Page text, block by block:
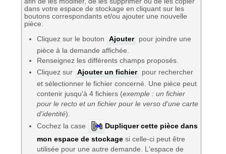
dans votre espace de stockage en cliquant sur les
boutons correspondants et/ou ajouter une nouvelle
pièce.
Cliquez sur le bouton
Ajouter
pour joindre une
pièce à la demande affichée.
Renseignez les différents champs proposés.
Cliquez sur Ajouter un fichier
pour rechercher
et sélectionner le fichier concerné. Une pièce peut
contenir jusqu'à 4 fichiers (exemple : un fichier
pour le recto et un fichier pour le verso d'une carte
d'identité).
Cochez la case
Dupliquer cette pièce dans
mon espace de stockagesi celle-ci peut être
utilisée pour une autre demande. L'espace de